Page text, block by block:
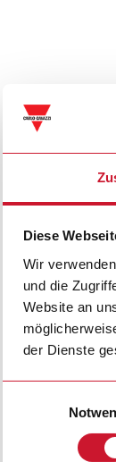
Diese
Wir
und die
Website an
der Dienste